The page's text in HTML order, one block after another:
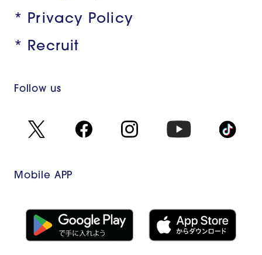
* Privacy Policy
* Recruit
Follow us
Mobile APP